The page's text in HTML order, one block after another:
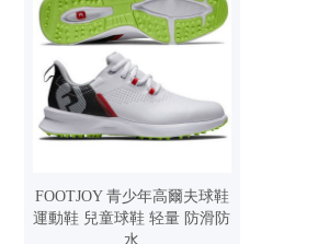
FOOTJOY 青少年高爾夫球鞋
運動鞋 兒童球鞋 轻量 防滑防
水